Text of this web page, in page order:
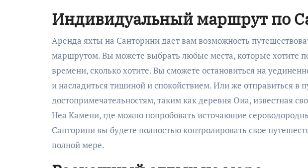
Индивидуальный маршрут по
Аренда яхты на Санторини дает вам возможность
маршрутом. Вы можете выбрать любые места, которые хотите
времени, сколько хотите. Вы сможете остановиться на
и насладиться тишиной и спокойствием. Или же отправиться в
достопримечательностям, таким как деревня Оиа, известная
Неа Камени, где можно попробовать источающие
Санторини вы будете полностью контролировать свое
полной мере.